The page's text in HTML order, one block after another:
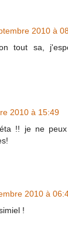
2010 à
tout sa,
2010 à 15:49
!! je ne
2010 à
!